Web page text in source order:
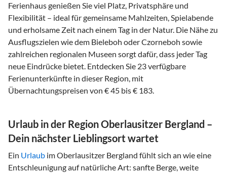
Ferienhaus genießen Sie viel Platz, Privatsphäre und
Flexibilität – ideal für gemeinsame Mahlzeiten, Spielabende
und erholsame Zeit nach einem Tag in der Natur. Die Nähe zu
Ausflugszielen wie dem Bieleboh oder Czorneboh sowie
zahlreichen regionalen Museen sorgt dafür, dass jeder Tag
neue Eindrücke bietet. Entdecken Sie 23 verfügbare
Ferienunterkünfte in dieser Region, mit
Übernachtungspreisen von € 45 bis € 183.
Urlaub in der Region Oberlausitzer Bergland –
Dein nächster Lieblingsort wartet
Ein Urlaub im Oberlausitzer Bergland fühlt sich an wie eine
Entschleunigung auf natürliche Art: sanfte Berge, weite